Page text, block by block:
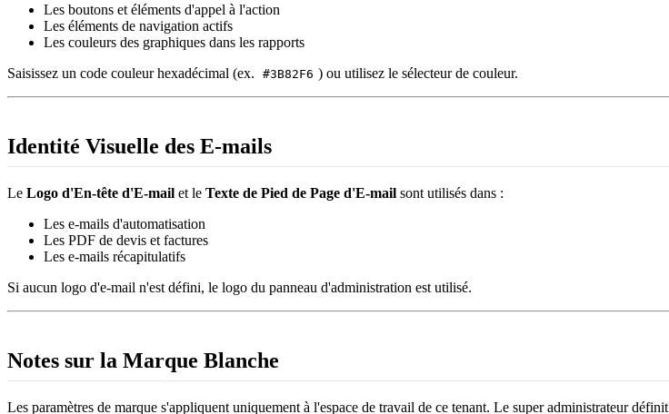
Les boutons et éléments d'appel à l'action
Les éléments de navigation actifs
Les couleurs des graphiques dans les rapports
Saisissez un code couleur hexadécimal (ex.
#3B82F6 ) ou utilisez le sélecteur de couleur.
Identité Visuelle des E-mails
Le Logo d'En-tête d'E-mail et le Texte de Pied de Page d'E-mail sont utilisés dans :
Les e-mails d'automatisation
Les PDF de devis et factures
Les e-mails récapitulatifs
Si aucun logo d'e-mail n'est défini, le logo du panneau d'administration est utilisé.
Notes sur la Marque Blanche
Les paramètres de marque s'appliquent uniquement à l'espace de travail de ce tenant. Le super administrateur définit